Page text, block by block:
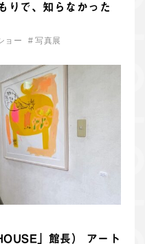
りで、知らなかった
ョー # 写真展
」館長） アート